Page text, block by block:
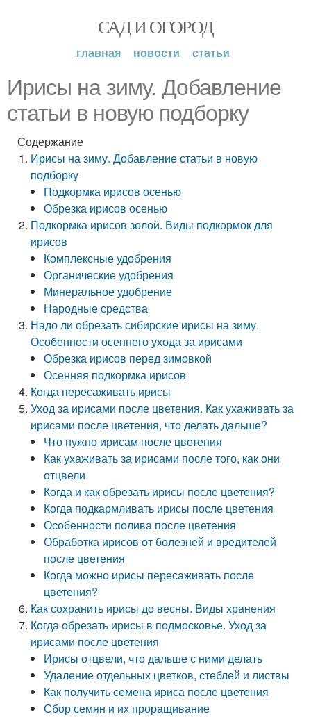
САД И ОГОРОД
главная новости статьи
Ирисы на зиму. Добавление
статьи в новую подборку
Содержание
Ирисы на зиму. Добавление статьи в новую
подборку
Подкормка ирисов осенью
Обрезка ирисов осенью
Подкормка ирисов золой. Виды подкормок для
ирисов
Комплексные удобрения
Органические удобрения
Минеральное удобрение
Народные средства
Надо ли обрезать сибирские ирисы на зиму.
Особенности осеннего ухода за ирисами
Обрезка ирисов перед зимовкой
Осенняя подкормка ирисов
Когда пересаживать ирисы
Уход за ирисами после цветения. Как ухаживать за
ирисами после цветения, что делать дальше?
Что нужно ирисам после цветения
Как ухаживать за ирисами после того, как они
отцвели
Когда и как обрезать ирисы после цветения?
Когда подкармливать ирисы после цветения
Особенности полива после цветения
Обработка ирисов от болезней и вредителей
после цветения
Когда можно ирисы пересаживать после
цветения?
Как сохранить ирисы до весны. Виды хранения
Когда обрезать ирисы в подмосковье. Уход за
ирисами после цветения
Ирисы отцвели, что дальше с ними делать
Удаление отдельных цветков, стеблей и листвы
Как получить семена ириса после цветения
Сбор семян и их проращивание